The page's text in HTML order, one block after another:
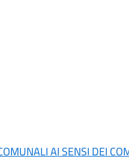
AI SENSI DEI